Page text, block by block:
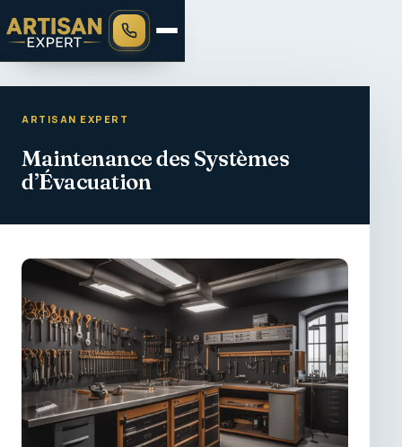
ARTISAN EXPERT
Maintenance des Systèmes
d’Évacuation